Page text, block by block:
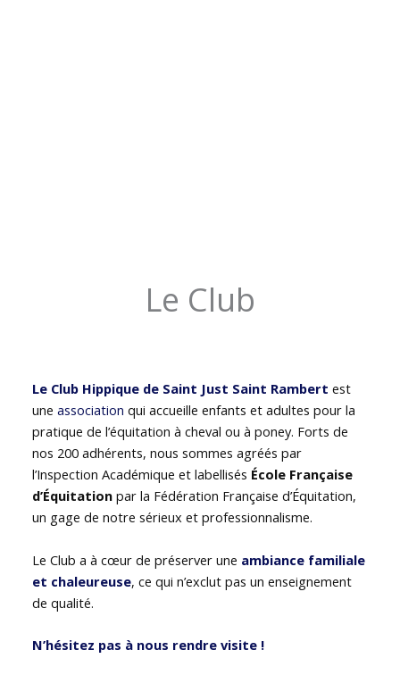
Le Club
Le Club Hippique de Saint Just Saint Rambert est
uneassociation qui accueille enfants et adultes pour la
pratique de l’équitation à cheval ou à poney. Forts de
nos 200 adhérents, nous sommes agréés par
l’Inspection Académique et labellisés École Française
d’Équitation par la Fédération Française d’Équitation,
un gage de notre sérieux et professionnalisme.
Le Club a à cœur de préserver une ambiance familiale
et chaleureuse, ce qui n’exclut pas un enseignement
de qualité.
N’hésitez pas à nous rendre visite !